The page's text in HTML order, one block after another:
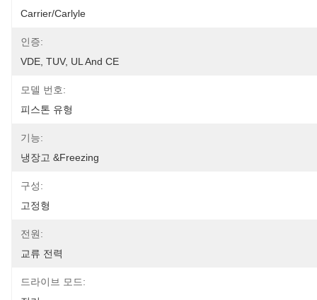
Carrier/Carlyle
인증:
VDE, TUV, UL And CE
모델 번호:
피스톤 유형
기능:
냉장고 &Freezing
구성:
고정형
전원:
교류 전력
드라이브 모드: